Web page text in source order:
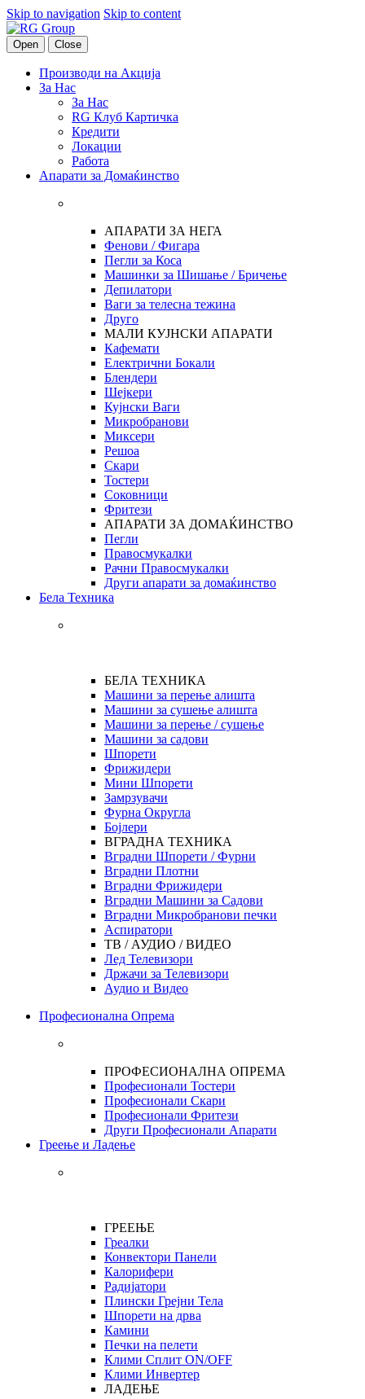
Skip to navigation Skip to content
Open Close
Производи на Акција
За Нас
За Нас
RG Клуб Картичка
Кредити
Локации
Работа
Апарати за Домаќинство
АПАРАТИ ЗА НЕГА
Фенови / Фигара
Пегли за Коса
Машинки за Шишање / Бричење
Депилатори
Ваги за телесна тежина
Друго
МАЛИ КУЈНСКИ АПАРАТИ
Кафемати
Електрични Бокали
Блендери
Шејкери
Кујнски Ваги
Микробранови
Миксери
Решоа
Скари
Тостери
Соковници
Фритези
АПАРАТИ ЗА ДОМАЌИНСТВО
Пегли
Правосмукалки
Рачни Правосмукалки
Други апарати за домаќинство
Бела Техника
БЕЛА ТЕХНИКА
Машини за перење алишта
Машини за сушење алишта
Машини за перење / сушење
Машини за садови
Шпорети
Фрижидери
Мини Шпорети
Замрзувачи
Фурна Округла
Бојлери
ВГРАДНА ТЕХНИКА
Вградни Шпорети / Фурни
Вградни Плотни
Вградни Фрижидери
Вградни Машини за Садови
Вградни Микробранови печки
Аспиратори
ТВ / АУДИО / ВИДЕО
Лед Телевизори
Држачи за Телевизори
Аудио и Видео
Професионална Опрема
ПРОФЕСИОНАЛНА ОПРЕМА
Професионали Тостери
Професионали Скари
Професионали Фритези
Други Професионали Апарати
Греење и Ладење
ГРЕЕЊЕ
Греалки
Конвектори Панели
Калорифери
Радијатори
Плински Грејни Тела
Шпорети на дрва
Камини
Печки на пелети
Клими Сплит ON/OFF
Клими Инвертер
ЛАДЕЊЕ